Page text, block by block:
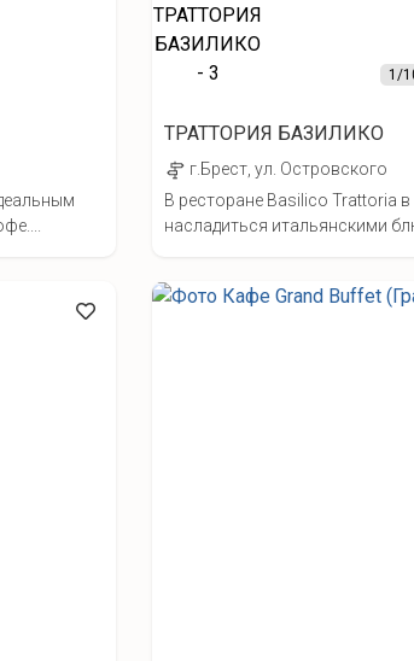
1/
ТРАТТОРИЯ БАЗИЛИКО
г.Брест, ул. Островского
В ресторане Basilico Trattoria
насладиться итальянскими